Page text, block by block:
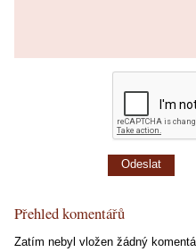
Přehled komentářů
Zatím nebyl vložen žádný